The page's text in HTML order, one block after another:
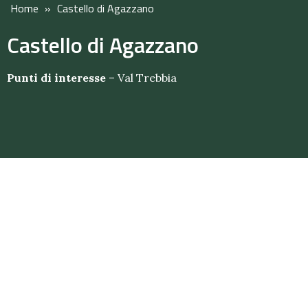
Home » Castello di Agazzano
Castello di Agazzano
Punti di interesse – Val Trebbia